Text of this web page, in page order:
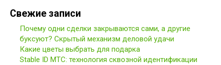
Свежие записи
Почему одни сделки закрываются сами, а другие
буксуют? Скрытый механизм деловой удачи
Какие цветы выбрать для подарка
Stable ID МТС: технология сквозной идентификации